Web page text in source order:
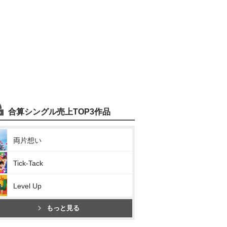
合算シングル売上TOP3作品
両片想い
Tick-Tack
Level Up
もっと見る